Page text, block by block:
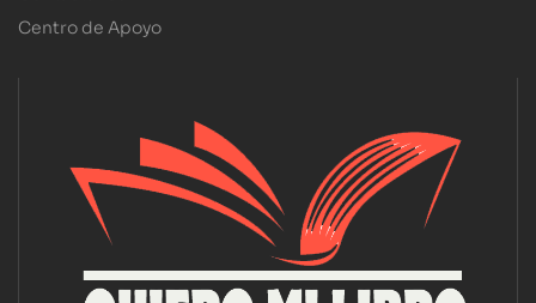
Centro de Apoyo